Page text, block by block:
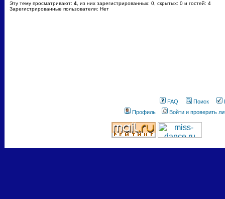
Эту тему просматривают: 4 , из них зарегистрированных: 0, скрытых: 0 и гостей: 4
Зарегистрированные пользователи: Нет
FAQ Поиск
Профиль
Войти и проверить